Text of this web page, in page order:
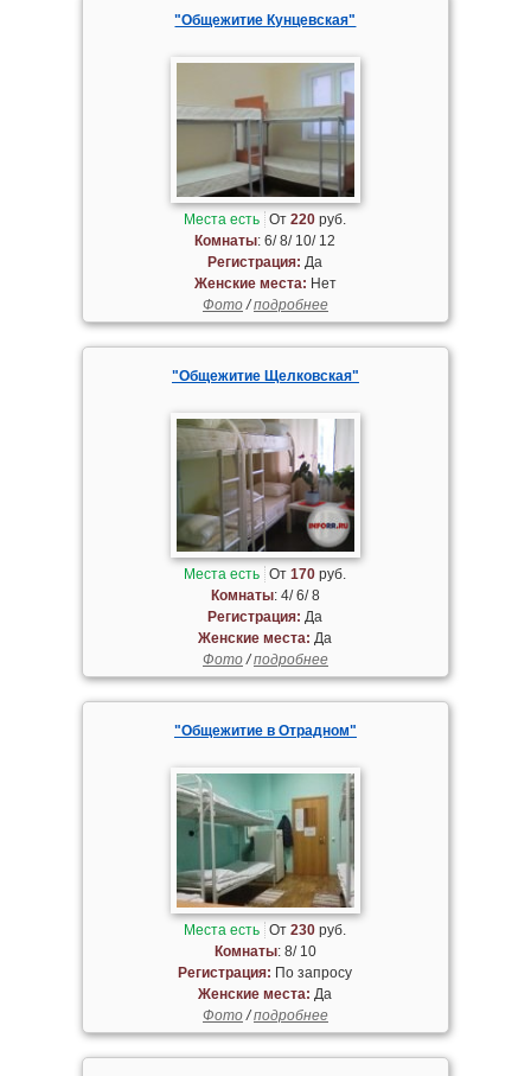
"Общежитие Кунцевская"
Места есть От220 руб.
Комнаты: 6/ 8/ 10/ 12
Регистрация: Да
Женские места: Нет
Фото/подробнее
"Общежитие Щелковская"
Места есть От170 руб.
Комнаты: 4/ 6/ 8
Регистрация: Да
Женские места: Да
Фото/подробнее
"Общежитие в Отрадном"
Места есть От230 руб.
Комнаты: 8/ 10
Регистрация: По запросу
Женские места: Да
Фото/подробнее